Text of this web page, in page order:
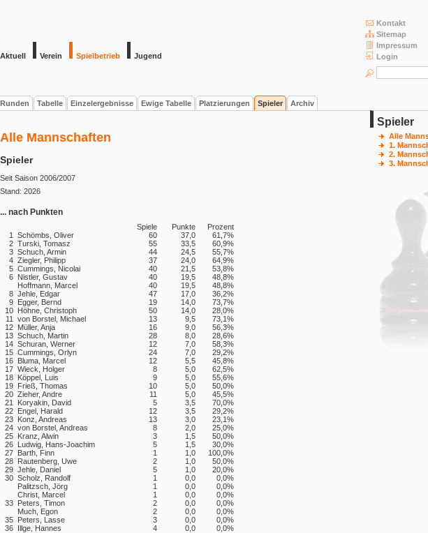
Aktuell Verein Spielbetrieb Jugend
Kontakt
Sitemap
Impressum
Login
Runden Tabelle Einzelergebnisse Ewige Tabelle Platzierungen Spieler Archiv
Alle Mannschaften
Spieler
Seit Saison 2006/2007
Stand: 2026
... nach Punkten
Spiele Punkte
Prozent
1
Schömbs, Oliver 60 37,0
61,7%
2 Turski, Tomasz 55 33,5
60,9%
3 Schuch, Armin 44 24,5
55,7%
4 Ziegler, Philipp 37 24,0
64,9%
5 Cummings, Nicolai 40 21,5
53,8%
6 Nistler, Gustav 40 19,5
48,8%
Hoffmann, Marcel
40 19,5
48,8%
8 Jehle, Edgar 47 17,0
36,2%
9 Egger, Bernd 19 14,0
73,7%
10 Höhne, Christoph 50 14,0
28,0%
11
von Borstel, Michael 13 9,5
73,1%
12 Müller, Anja 16 9,0
56,3%
13 Schuch, Martin 28 8,0
28,6%
14 Schuran, Werner 12 7,0
58,3%
15 Cummings, Orlyn 24 7,0
29,2%
16 Bluma, Marcel 12 5,5
45,8%
17 Wieck, Holger 8 5,0
62,5%
18 Köppel, Luis 9 5,0
55,6%
19 Frieß, Thomas 10 5,0
50,0%
20 Zieher, Andre 11 5,0
45,5%
21
Koryakin, David 5 3,5
70,0%
22 Engel, Harald 12 3,5
29,2%
23 Konz, Andreas 13 3,0
23,1%
24 von Borstel, Andreas 8 2,0
25,0%
25 Kranz, Alwin 3 1,5
50,0%
26 Ludwig, Hans-Joachim 5 1,5
30,0%
27 Barth, Finn 1 1,0
100,0%
28 Rautenberg, Uwe 2 1,0
50,0%
29 Jehle, Daniel 5 1,0
20,0%
30 Scholz, Randolf 1 0,0
0,0%
Palitzsch, Jörg
1 0,0
0,0%
Christ, Marcel
1 0,0
0,0%
33 Peters, Timon 2 0,0
0,0%
Much, Egon
2 0,0
0,0%
35 Peters, Lasse 3 0,0
0,0%
36 Illge, Hannes 4 0,0 0,0%
Spieler
Alle
1.
2.
3.